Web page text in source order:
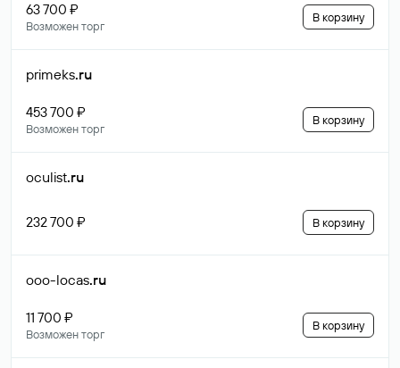
63 700 ₽
Возможен торг
В корзину
primeks.ru
453 700 ₽
Возможен торг
В корзину
oculist.ru
232 700 ₽ В корзину
ooo-locas.ru
11 700 ₽
Возможен торг
В корзину